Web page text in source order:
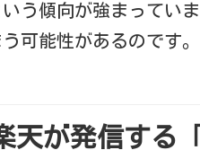
いう傾向が強まってい
可能性があるのです。
天が発信する